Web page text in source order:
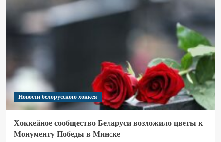
Новости белорусского хоккея
Хоккейное сообщество Беларуси возложило цветы к
Монументу Победы в Минске